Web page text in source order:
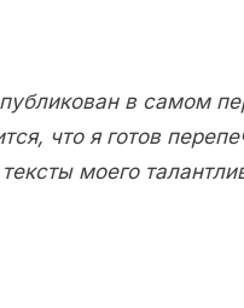
в самом
что я готов
моего